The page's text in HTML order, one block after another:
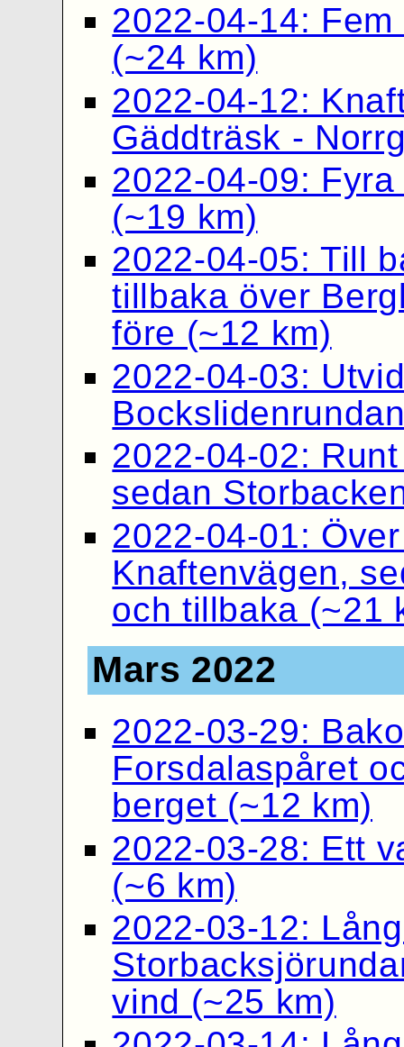
2022-04-14:
(~24 km)
2022-04-12:
Gäddträsk -
2022-04-09:
(~19 km)
2022-04-05: Till
tillbaka över
före (~12 km)
2022-04-03:
2022-04-02:
sedan
2022-04-01:
Knaftenvägen,
och tillbaka (~21
Mars 2022
2022-03-29:
Forsdalaspåret
berget (~12 km)
2022-03-28: Ett
(~6 km)
2022-03-12:
vind (~25 km)